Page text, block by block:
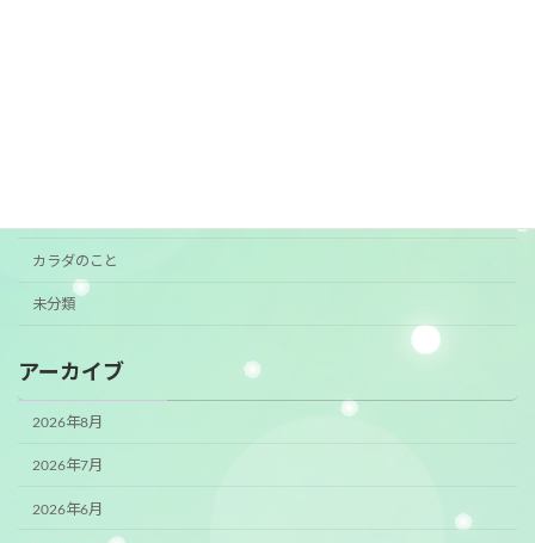
カラダのこと
未分類
アーカイブ
2026年8月
2026年7月
2026年6月